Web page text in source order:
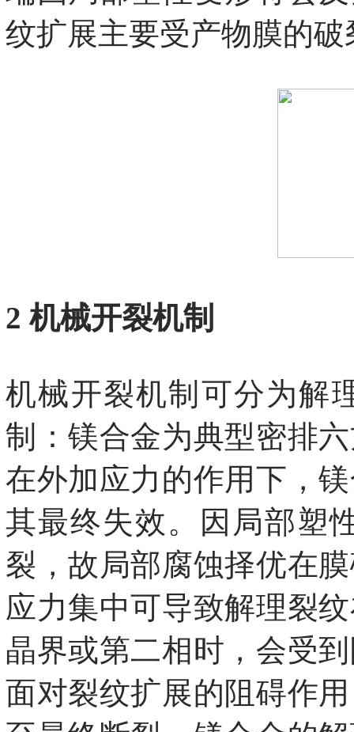
纹扩展主要受产物膜的
2 机械开裂机制
机械开裂机制可分为解
制：镁合金为典型密排
在外加应力的作用下，
其最终失效。因局部塑
裂，故局部腐蚀择优在
应力集中可导致解理裂
晶界或第二相时，会受
面对裂纹扩展的阻碍作